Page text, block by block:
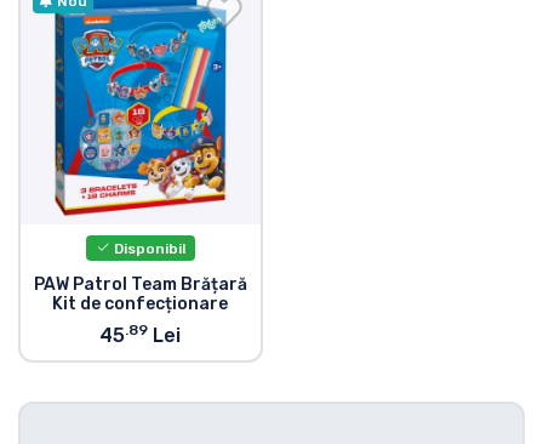
Disponibil
PAW Patrol Team Brățară
Kit de confecționare
45.89 Lei
Transport și plată
Sortare după serie
Sortare după filme
Sortare după desene animate
Sortare după Anime
Sortare după jocuri